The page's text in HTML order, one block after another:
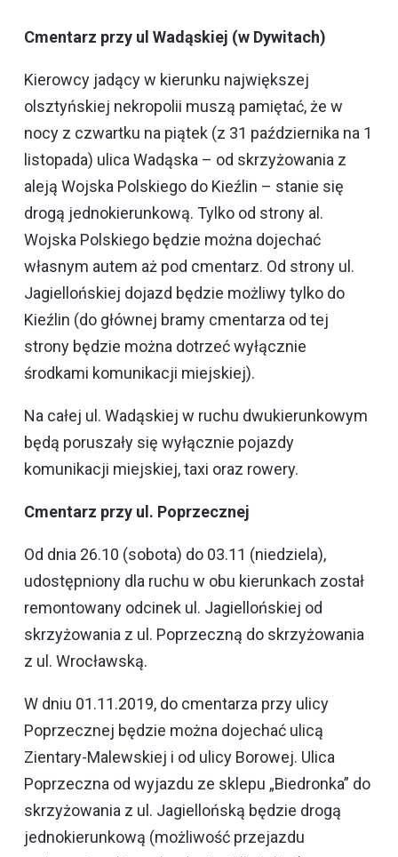
Cmentarz przy ul Wadąskiej (w Dywitach)
Kierowcy jadący w kierunku największej
olsztyńskiej nekropolii muszą pamiętać, że w
nocy z czwartku na piątek (z 31 października na 1
listopada) ulica Wadąska – od skrzyżowania z
aleją Wojska Polskiego do Kieźlin – stanie się
drogą jednokierunkową. Tylko od strony al.
Wojska Polskiego będzie można dojechać
własnym autem aż pod cmentarz. Od strony ul.
Jagiellońskiej dojazd będzie możliwy tylko do
Kieźlin (do głównej bramy cmentarza od tej
strony będzie można dotrzeć wyłącznie
środkami komunikacji miejskiej).
Na całej ul. Wadąskiej w ruchu dwukierunkowym
będą poruszały się wyłącznie pojazdy
komunikacji miejskiej, taxi oraz rowery.
Cmentarz przy ul. Poprzecznej
Od dnia 26.10 (sobota) do 03.11 (niedziela),
udostępniony dla ruchu w obu kierunkach został
remontowany odcinek ul. Jagiellońskiej od
skrzyżowania z ul. Poprzeczną do skrzyżowania
z ul. Wrocławską.
W dniu 01.11.2019, do cmentarza przy ulicy
Poprzecznej będzie można dojechać ulicą
Zientary-Malewskiej i od ulicy Borowej. Ulica
Poprzeczna od wyjazdu ze sklepu „Biedronka” do
skrzyżowania z ul. Jagiellońską będzie drogą
jednokierunkową (możliwość przejazdu